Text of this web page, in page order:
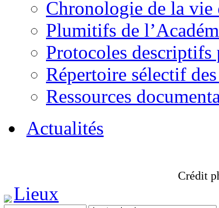
Chronologie de la vie
Plumitifs de
Protocoles descriptifs
Répertoire sélectif
Ressources
Actualités
Crédit
Lieux